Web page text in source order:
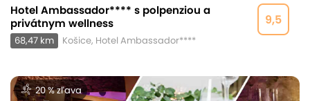
9,5
Hotel Ambassador**** s polpenziou a
privátnym wellness
68,47 km Košice, Hotel Ambassador****
20 % zľava